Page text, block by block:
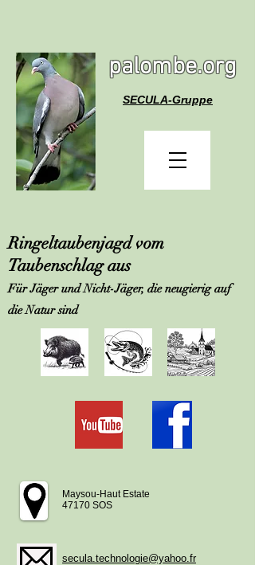
palombe.org
SECULA-Gruppe
Ringeltaubenjagd vom
Taubenschlag aus
Für Jäger und Nicht-Jäger, die neugierig auf
die Natur sind
Maysou-Haut Estate
47170 SOS
secula.technologie@yahoo.fr